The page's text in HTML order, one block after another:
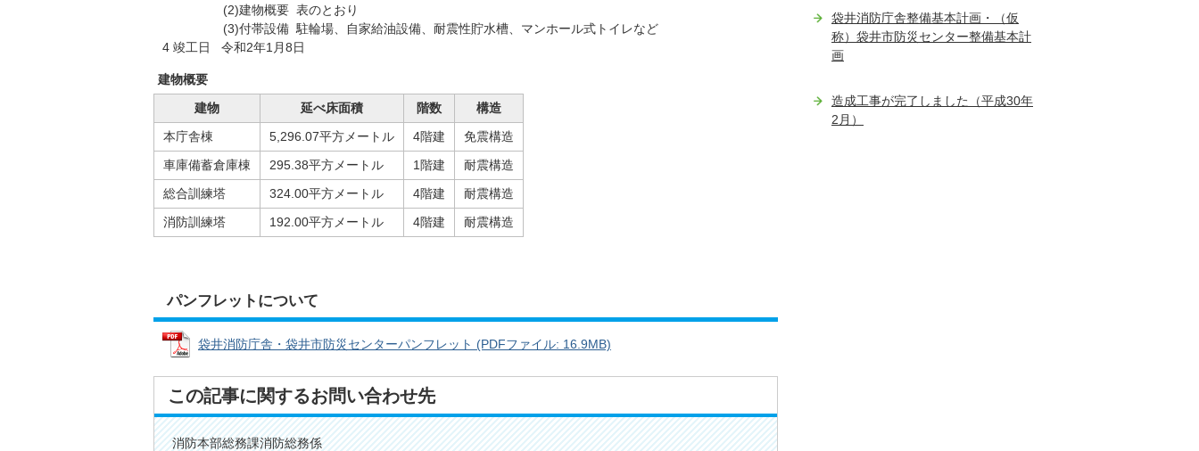
(2)建物概要 表のとおり
(3)付帯設備 駐輪場、自家給油設備、耐震性貯水槽、マンホール式トイレなど
4 竣工日 令和2年1月8日
建物概要
建物
延べ床面積 階数
構造
本庁舎棟
5,296.07平方メートル 4階建
免震構造
車庫備蓄倉庫棟
295.38平方メートル 1階建
耐震構造
総合訓練塔
324.00平方メートル 4階建
耐震構造
消防訓練塔
192.00平方メートル 4階建 耐震構造
パンフレットについて
袋井消防庁舎・袋井市防災センターパンフレット (PDFファイル: 16.9MB)
この記事に関するお問い合わせ先
消防本部総務課消防総務係
袋井消防庁舎整備基本計画・（仮
称）袋井市防災センター整備基本計
画
造成工事が完了しました（平成30年
2月）